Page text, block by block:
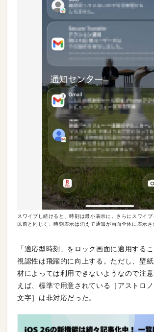
スワイプし続けると、時刻は最小表示に。さらにスワイ
以前と同じく、時刻表示は消えて通知が画面全体に表示さ
「適応型時刻」をロック画面に適用する
視認性は飛躍的に向上する。ただし、壁
材によっては利用できないようなので注
えば、標準で用意されている［アストロ
文字］は非対応だった。